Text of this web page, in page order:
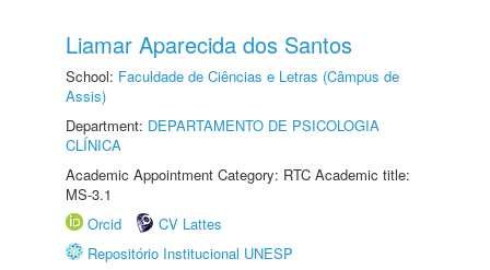
Liamar Aparecida dos Santos
School: Faculdade de Ciências e Letras (Câmpus de
Assis)
Department: DEPARTAMENTO DE PSICOLOGIA
CLÍNICA
Academic Appointment Category: RTC Academic title:
MS-3.1
Orcid
CV Lattes
Repositório Institucional UNESP